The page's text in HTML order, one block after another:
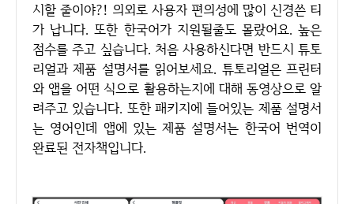
시할 줄이야?! 의외로 사용자 편의성에 많이 신경쓴 티
가 납니다. 또한 한국어가 지원될줄도 몰랐어요. 높은
점수를 주고 싶습니다. 처음 사용하신다면 반드시 튜토
리얼과 제품 설명서를 읽어보세요. 튜토리얼은 프린터
와 앱을 어떤 식으로 활용하는지에 대해 동영상으로 알
려주고 있습니다. 또한 패키지에 들어있는 제품 설명서
는 영어인데 앱에 있는 제품 설명서는 한국어 번역이
완료된 전자책입니다.